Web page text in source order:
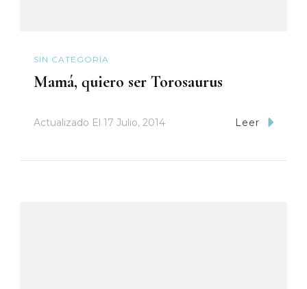
SIN CATEGORÍA
Mamá, quiero ser Torosaurus
Actualizado El 17 Julio, 2014 Leer